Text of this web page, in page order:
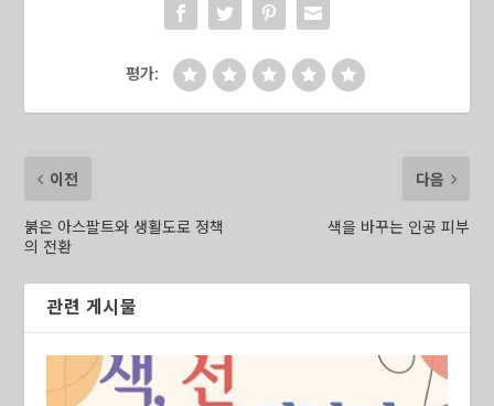
평가:
이전
붉은 아스팔트와 생활도로 정책
의 전환
다음
색을 바꾸는 인공 피부
관련 게시물